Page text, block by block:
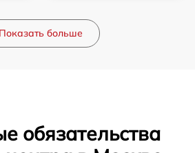
Показать больше
обязательства